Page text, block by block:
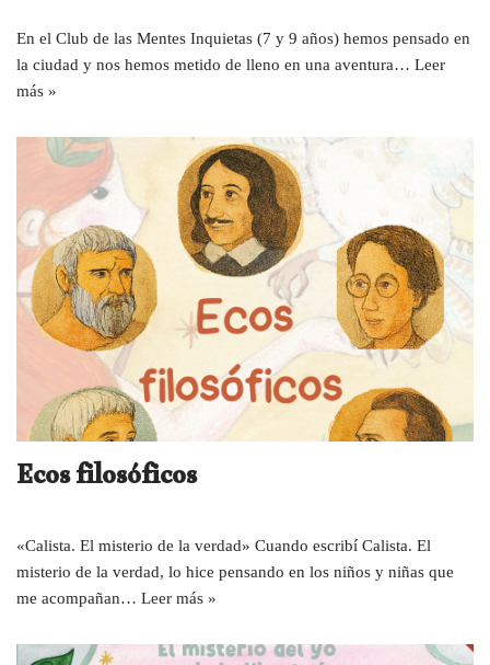
En el Club de las Mentes Inquietas (7 y 9 años) hemos pensado en
la ciudad y nos hemos metido de lleno en una aventura… Leer
más »
Ecos filosóficos
«Calista. El misterio de la verdad» Cuando escribí Calista. El
misterio de la verdad, lo hice pensando en los niños y niñas que
me acompañan… Leer más »